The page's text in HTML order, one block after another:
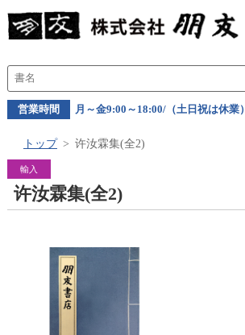
営業時間 月～金9:00～18:00/（土日祝は休業）
トップ 许汝霖集(全2)
輸入
许汝霖集(全2)